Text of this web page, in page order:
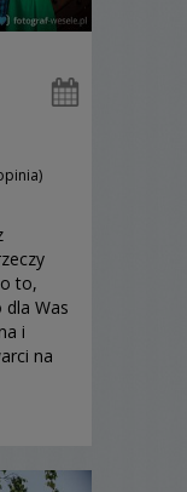
to,
Was
i
na
-